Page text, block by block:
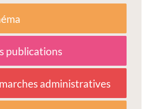
publications
administratives